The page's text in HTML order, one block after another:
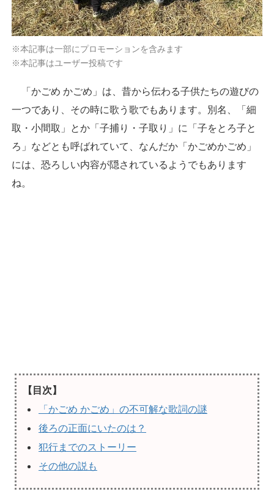
※本記事は一部にプロモーションを含みます
※本記事はユーザー投稿です
「かごめ かごめ」は、昔から伝わる子供たちの遊びの
一つであり、その時に歌う歌でもあります。別名、「細
取・小間取」とか「子捕り・子取り」に「子をとろ子と
ろ」などとも呼ばれていて、なんだか「かごめかごめ」
には、恐ろしい内容が隠されているようでもあります
ね。
【目次】
「かごめ かごめ」の不可解な歌詞の謎
後ろの正面にいたのは？
犯行までのストーリー
その他の説も